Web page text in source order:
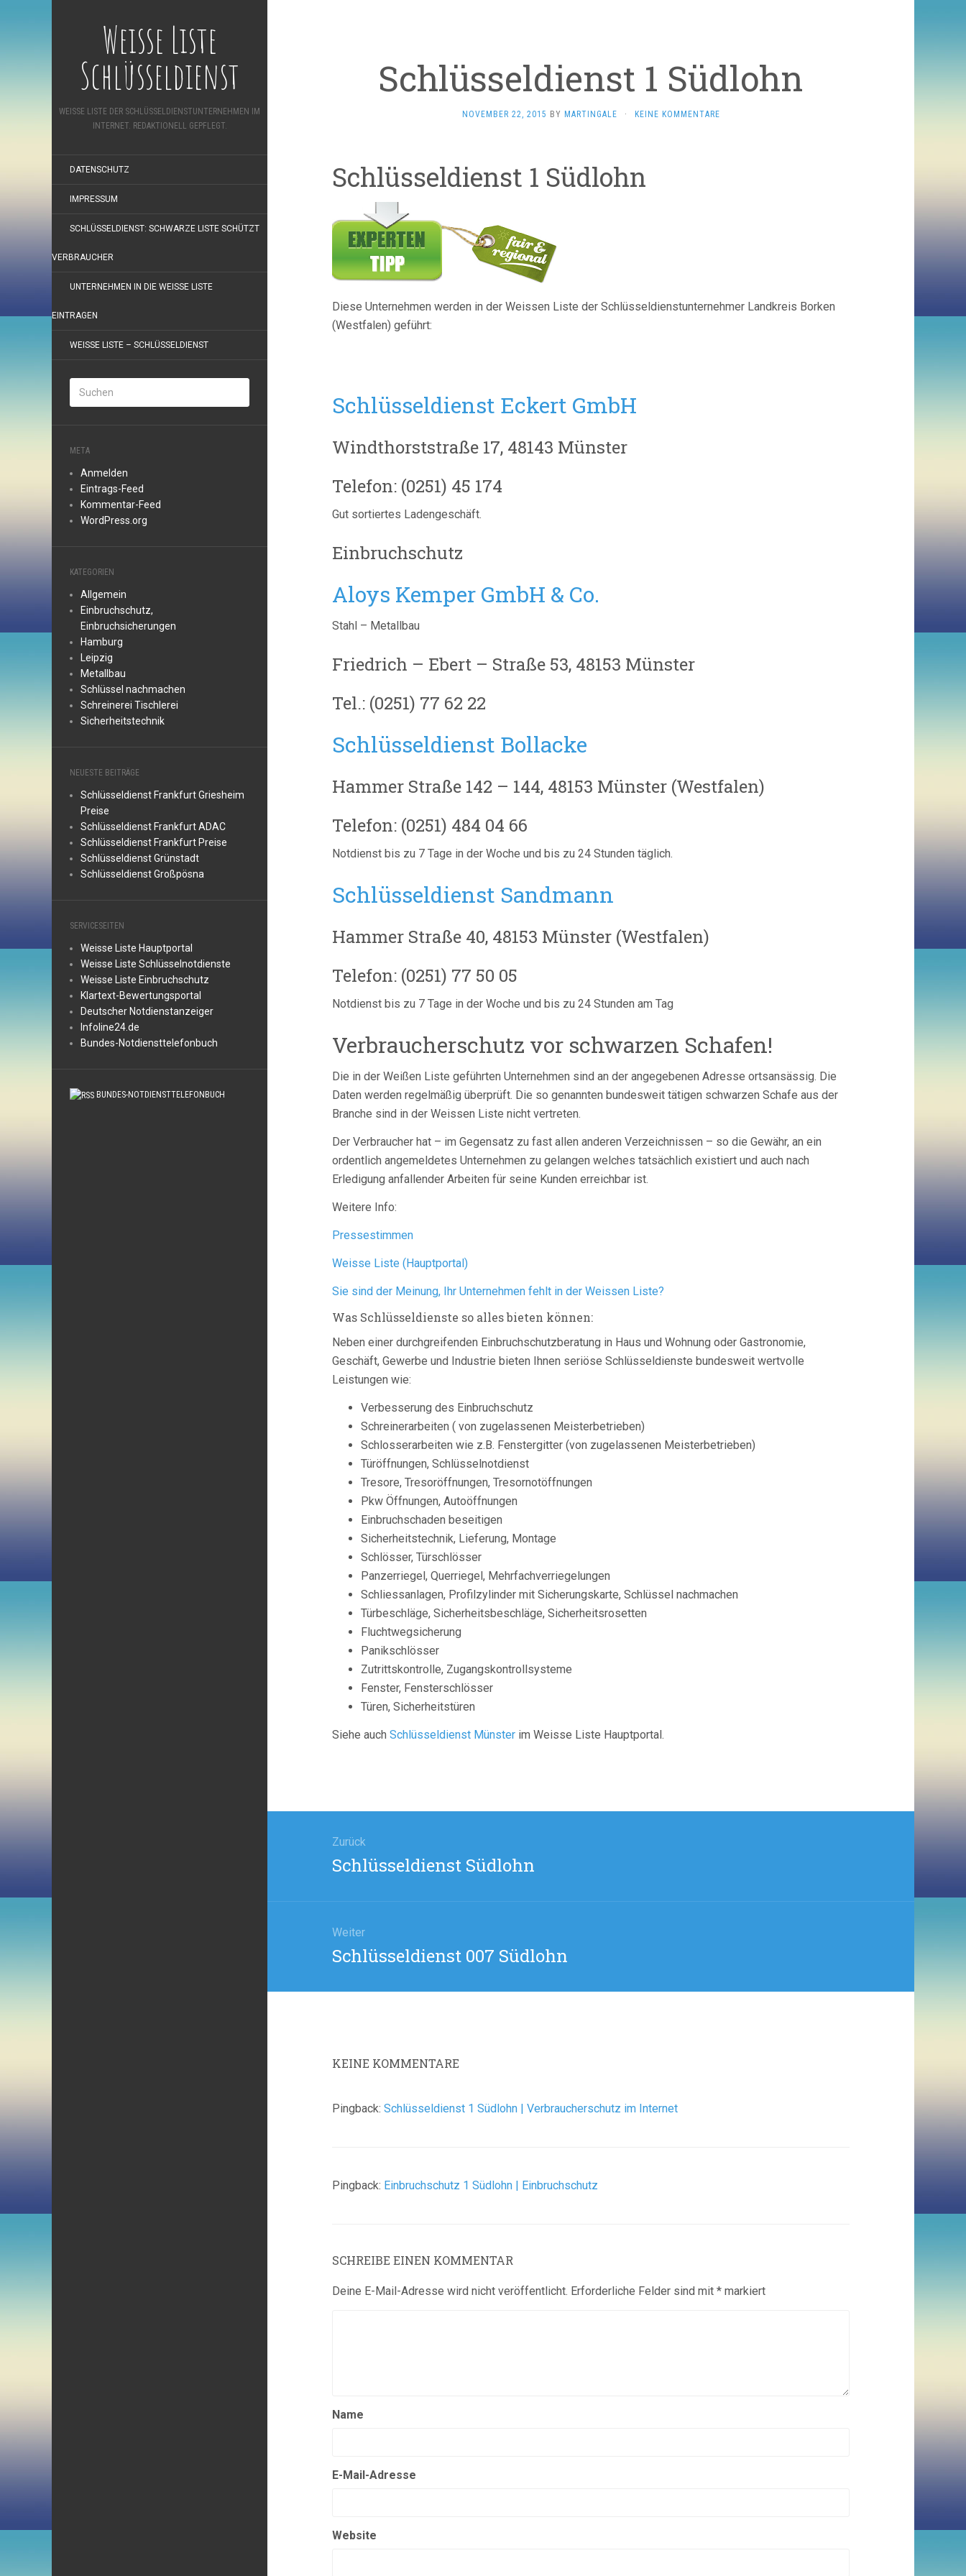
Weisse Liste
Schlüsseldienst
WEISSE LISTE DER SCHLÜSSELDIENSTUNTERNEHMEN IM
INTERNET. REDAKTIONELL GEPFLEGT.
DATENSCHUTZ
IMPRESSUM
SCHLÜSSELDIENST: SCHWARZE LISTE SCHÜTZT
VERBRAUCHER
UNTERNEHMEN IN DIE WEISSE LISTE
EINTRAGEN
WEISSE LISTE – SCHLÜSSELDIENST
META
Anmelden
Eintrags-Feed
Kommentar-Feed
WordPress.org
KATEGORIEN
Allgemein
Einbruchschutz,
Einbruchsicherungen
Hamburg
Leipzig
Metallbau
Schlüssel nachmachen
Schreinerei Tischlerei
Sicherheitstechnik
NEUESTE BEITRÄGE
Schlüsseldienst Frankfurt Griesheim
Preise
Schlüsseldienst Frankfurt ADAC
Schlüsseldienst Frankfurt Preise
Schlüsseldienst Grünstadt
Schlüsseldienst Großpösna
SERVICESEITEN
Weisse Liste Hauptportal
Weisse Liste Schlüsselnotdienste
Weisse Liste Einbruchschutz
Klartext-Bewertungsportal
Deutscher Notdienstanzeiger
Infoline24.de
Bundes-Notdiensttelefonbuch
BUNDES-NOTDIENSTTELEFONBUCH
Schlüsseldienst 1 Südlohn
NOVEMBER 22, 2015 BY MARTINGALE · KEINE KOMMENTARE
Schlüsseldienst 1 Südlohn
Diese Unternehmen werden in der Weissen Liste der Schlüsseldienstunternehmer Landkreis Borken
(Westfalen) geführt:
Schlüsseldienst Eckert GmbH
Windthorststraße 17, 48143 Münster
Telefon: (0251) 45 174
Gut sortiertes Ladengeschäft.
Einbruchschutz
Aloys Kemper GmbH & Co.
Stahl – Metallbau
Friedrich – Ebert – Straße 53, 48153 Münster
Tel.: (0251) 77 62 22
Schlüsseldienst Bollacke
Hammer Straße 142 – 144, 48153 Münster (Westfalen)
Telefon: (0251) 484 04 66
Notdienst bis zu 7 Tage in der Woche und bis zu 24 Stunden täglich.
Schlüsseldienst Sandmann
Hammer Straße 40, 48153 Münster (Westfalen)
Telefon: (0251) 77 50 05
Notdienst bis zu 7 Tage in der Woche und bis zu 24 Stunden am Tag
Verbraucherschutz vor schwarzen Schafen!
Die in der Weißen Liste geführten Unternehmen sind an der angegebenen Adresse ortsansässig. Die
Daten werden regelmäßig überprüft. Die so genannten bundesweit tätigen schwarzen Schafe aus der
Branche sind in der Weissen Liste nicht vertreten.
Der Verbraucher hat – im Gegensatz zu fast allen anderen Verzeichnissen – so die Gewähr, an ein
ordentlich angemeldetes Unternehmen zu gelangen welches tatsächlich existiert und auch nach
Erledigung anfallender Arbeiten für seine Kunden erreichbar ist.
Weitere Info:
Pressestimmen
Weisse Liste (Hauptportal)
Sie sind der Meinung, Ihr Unternehmen fehlt in der Weissen Liste?
Was Schlüsseldienste so alles bieten können:
Neben einer durchgreifenden Einbruchschutzberatung in Haus und Wohnung oder Gastronomie,
Geschäft, Gewerbe und Industrie bieten Ihnen seriöse Schlüsseldienste bundesweit wertvolle
Leistungen wie:
Verbesserung des Einbruchschutz
Schreinerarbeiten ( von zugelassenen Meisterbetrieben)
Schlosserarbeiten wie z.B. Fenstergitter (von zugelassenen Meisterbetrieben)
Türöffnungen, Schlüsselnotdienst
Tresore, Tresoröffnungen, Tresornotöffnungen
Pkw Öffnungen, Autoöffnungen
Einbruchschaden beseitigen
Sicherheitstechnik, Lieferung, Montage
Schlösser, Türschlösser
Panzerriegel, Querriegel, Mehrfachverriegelungen
Schliessanlagen, Profilzylinder mit Sicherungskarte, Schlüssel nachmachen
Türbeschläge, Sicherheitsbeschläge, Sicherheitsrosetten
Fluchtwegsicherung
Panikschlösser
Zutrittskontrolle, Zugangskontrollsysteme
Fenster, Fensterschlösser
Türen, Sicherheitstüren
Siehe auch Schlüsseldienst Münster im Weisse Liste Hauptportal.
Zurück
Vorheriger
Schlüsseldienst Südlohn
Weiter
Nächster
Schlüsseldienst 007 Südlohn
KEINE KOMMENTARE
Pingback: Schlüsseldienst 1 Südlohn | Verbraucherschutz im Internet
Pingback: Einbruchschutz 1 Südlohn | Einbruchschutz
SCHREIBE EINEN KOMMENTAR
Deine E-Mail-Adresse wird nicht veröffentlicht. Erforderliche Felder sind mit * markiert
Name
E-Mail-Adresse
Website